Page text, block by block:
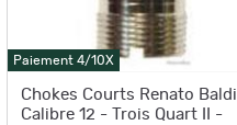
Paiement 4/10X
Chokes Courts Renato Baldi
Calibre 12 - Trois Quart II -